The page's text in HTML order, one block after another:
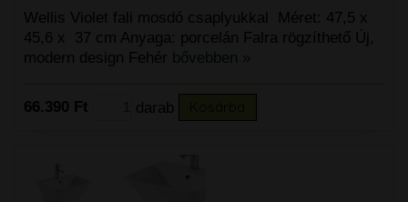
Wellis Violet fali mosdó csaplyukkal Méret: 47,5 x
45,6 x 37 cm Anyaga: porcelán Falra rögzíthető Új,
modern design Fehér bővebben »
66.390 Ft darab